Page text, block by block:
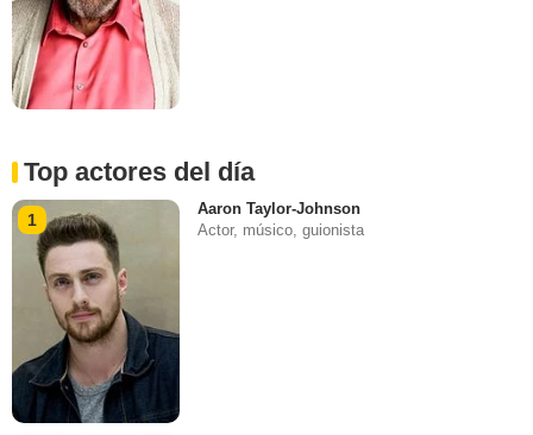
Top actores del día
1
Aaron Taylor-Johnson
Actor, músico, guionista